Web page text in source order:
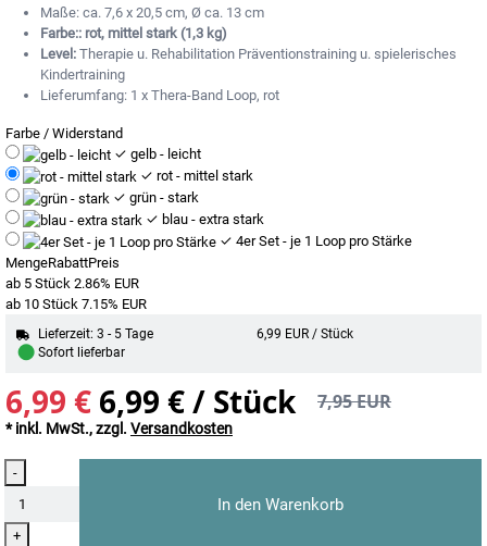
Maße: ca. 7,6 x 20,5 cm, Ø ca. 13 cm
Farbe:: rot, mittel stark (1,3 kg)
Level: Therapie u. Rehabilitation Präventionstraining u. spielerisches
Kindertraining
Lieferumfang: 1 x Thera-Band Loop, rot
Farbe / Widerstand
✓ gelb - leicht
✓ rot - mittel stark
✓ grün - stark
✓ blau - extra stark
✓ 4er Set - je 1 Loop pro Stärke
MengeRabattPreis
ab 5 Stück 2.86% EUR
ab 10 Stück 7.15% EUR
Lieferzeit: 3 - 5 Tage 6,99 EUR/ Stück
● Sofort lieferbar
6,99 € 6,99 € / Stück 7,95 EUR
* inkl. MwSt., zzgl. Versandkosten
-
+
In den Warenkorb